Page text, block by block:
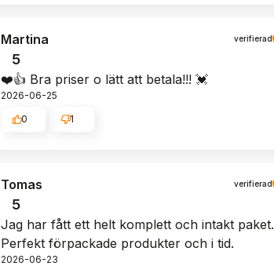
Martina verifierad
5
❤️👍️ Bra priser o lätt att betala!!! 💓
2026-06-25
0 1
Tomas verifierad
5
Jag har fått ett helt komplett och intakt paket.
Perfekt förpackade produkter och i tid.
2026-06-23